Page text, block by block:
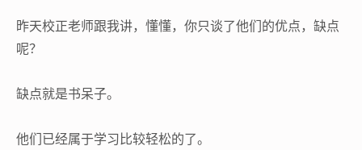
昨天校正老师跟我讲，懂懂，你只谈了他们的优点，缺点
呢？
缺点就是书呆子。
他们已经属于学习比较轻松的了。